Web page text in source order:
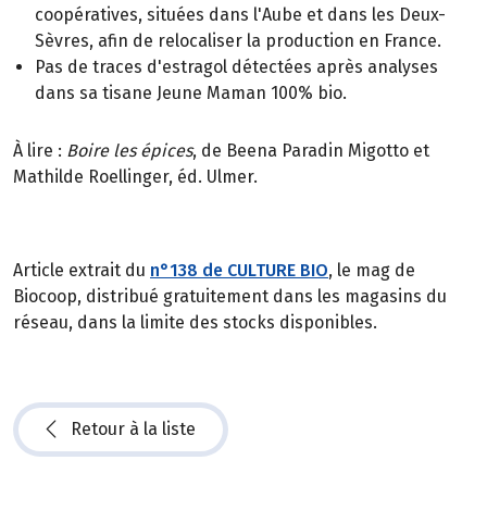
coopératives, situées dans l'Aube et dans les Deux-
Sèvres, afin de relocaliser la production en France.
Pas de traces d'estragol détectées après analyses
dans sa tisane Jeune Maman 100% bio.
À lire : Boire les épices, de Beena Paradin Migotto et
Mathilde Roellinger, éd. Ulmer.
Article extrait du n°138 de CULTURE BIO, le mag de
Biocoop, distribué gratuitement dans les magasins du
réseau, dans la limite des stocks disponibles.
Retour à la liste